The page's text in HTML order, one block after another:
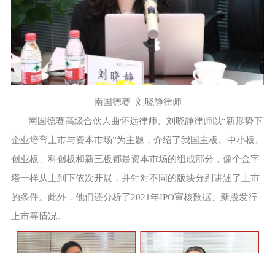
南国德赛 刘晓静律师
南国德赛高级合伙人曲怀远律师、刘晓静律师以“新形势下
企业培育上市与资本市场”为主题，介绍了我国主板、中小板、
创业板、科创板和新三板都是资本市场的组成部分，像个金字
塔一样从上到下依次开展，并针对不同的版块分别讲述了上市
的条件。此外，他们还分析了2021年IPO审核数据、新股发行
上市等情况。